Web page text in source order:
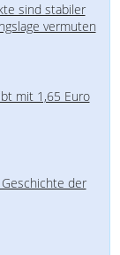
sind stabiler
vermuten
mit 1,65 Euro
der